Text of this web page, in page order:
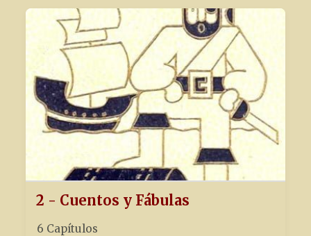
2 - Cuentos y Fábulas
6 Capítulos